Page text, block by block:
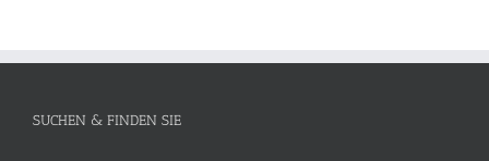
SUCHEN & FINDEN SIE